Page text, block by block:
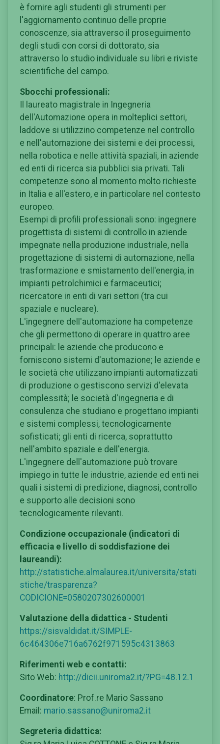
è fornire agli studenti gli strumenti per
l'aggiornamento continuo delle proprie
conoscenze, sia attraverso il proseguimento
degli studi con corsi di dottorato, sia
attraverso lo studio individuale su libri e riviste
scientifiche del campo.
Sbocchi professionali:
Il laureato magistrale in Ingegneria
dell'Automazione opera in molteplici settori,
laddove si utilizzino competenze nel controllo
e nell'automazione dei sistemi e dei processi,
nella robotica e nelle attività spaziali, in aziende
ed enti di ricerca sia pubblici sia privati. Tali
competenze sono al momento molto richieste
in Italia e all'estero, e in particolare nel contesto
europeo.
Esempi di profili professionali sono: ingegnere
progettista di sistemi di controllo in aziende
impegnate nella produzione industriale, nella
progettazione di sistemi di automazione, nella
trasformazione e smistamento dell'energia, in
impianti petrolchimici e farmaceutici;
ricercatore in enti di vari settori (tra cui
spaziale e nucleare).
L'ingegnere dell'automazione ha competenze
che gli permettono di operare in quattro aree
principali: le aziende che producono e
forniscono sistemi d'automazione; le aziende e
le società che utilizzano impianti automatizzati
di produzione o gestiscono servizi d'elevata
complessità; le società d'ingegneria e di
consulenza che studiano e progettano impianti
e sistemi complessi, tecnologicamente
sofisticati; gli enti di ricerca, soprattutto
nell'ambito spaziale e dell'energia.
L'ingegnere dell'automazione può trovare
impiego in tutte le industrie, aziende ed enti nei
quali i sistemi di predizione, diagnosi, controllo
e supporto alle decisioni sono
tecnologicamente rilevanti.
Condizione occupazionale (indicatori di
efficacia e livello di soddisfazione dei
laureandi):
http://statistiche.almalaurea.it/universita/stati
stiche/trasparenza?
CODICIONE=0580207302600001
Valutazione della didattica - Studenti
https://sisvaldidat.it/SIMPLE-
6c464306e716a6762f971595c4313863
Riferimenti web e contatti:
Sito Web: http://dicii.uniroma2.it/?PG=48.12.1
Coordinatore: Prof.re Mario Sassano
Email: mario.sassano@uniroma2.it
Segreteria didattica: